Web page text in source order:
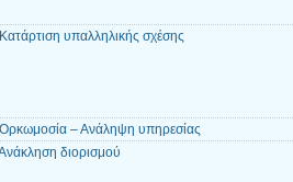
υπαλληλικής σχέσης
– Ανάληψη υπηρεσίας
διορισμού